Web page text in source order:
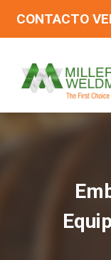
CONTACTO